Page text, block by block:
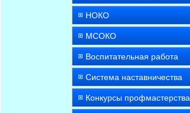
НОКО
МСОКО
Воспитательная работа
Система наставничества
Конкурсы профмастерства